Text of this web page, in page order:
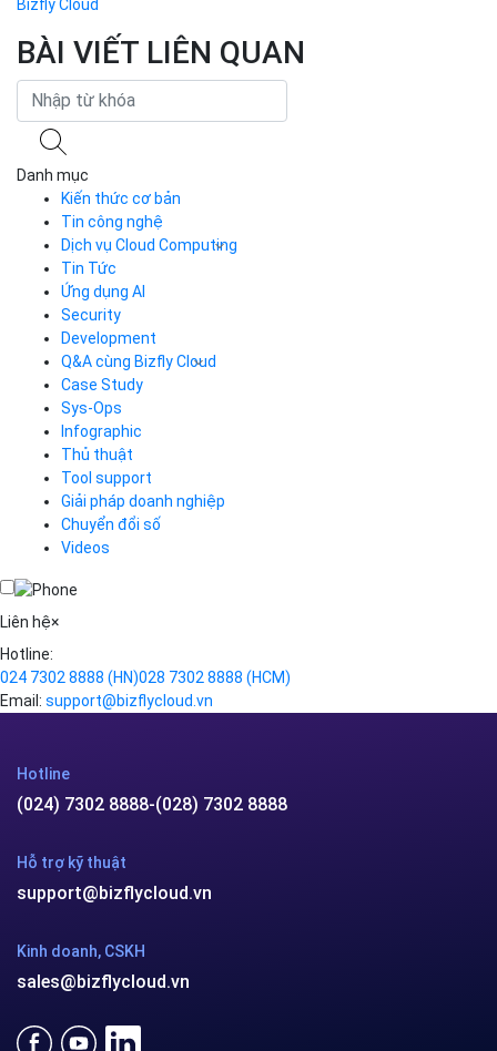
Bizfly Cloud
BÀI VIẾT LIÊN QUAN
Danh mục
Kiến thức cơ bản
Tin công nghệ
Dịch vụ Cloud Computing
Cloud Server
CDN
Load Balancer
Auto Scaling
Container Registry
Kubernetes
Cloud Database
Call Center
Business Email
Simple Storage
VPN
Traffic Manager
Cloud VPS
Videos
Tin Tức
Ứng dụng AI
Security
Development
Q&A cùng Bizfly Cloud
Q&A về Bizfly Cloud Server
Thao tác kết nối tới server
Videos
Q&A về Bizfly Business Email
Videos
Case Study
Sys-Ops
Infographic
Thủ thuật
Tool support
Giải pháp doanh nghiệp
Chuyển đổi số
Videos
Liên hệ×
Hotline:
024 7302 8888 (HN)028 7302 8888 (HCM)
Email: support@bizflycloud.vn
Hotline
(024) 7302 8888-(028) 7302 8888
Hỗ trợ kỹ thuật
support@bizflycloud.vn
Kinh doanh, CSKH
sales@bizflycloud.vn